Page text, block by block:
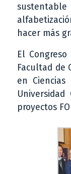
hacer más
El
Facultad de
en
proyectos